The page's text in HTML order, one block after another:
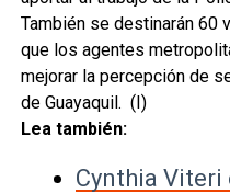
También se destinarán 60
que los agentes
mejorar la percepción de
de Guayaquil. (I)
Lea también:
Cynthia